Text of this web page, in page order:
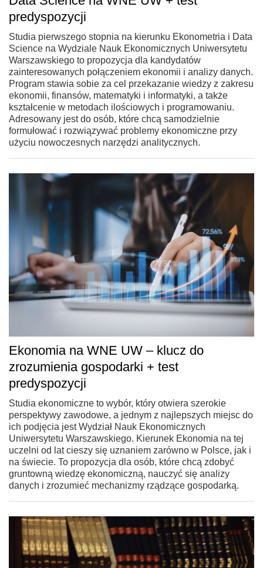
predyspozycji
Studia pierwszego stopnia na kierunku Ekonometria i Data
Science na Wydziale Nauk Ekonomicznych Uniwersytetu
Warszawskiego to propozycja dla kandydatów
zainteresowanych połączeniem ekonomii i analizy danych.
Program stawia sobie za cel przekazanie wiedzy z zakresu
ekonomii, finansów, matematyki i informatyki, a także
kształcenie w metodach ilościowych i programowaniu.
Adresowany jest do osób, które chcą samodzielnie
formułować i rozwiązywać problemy ekonomiczne przy
użyciu nowoczesnych narzędzi analitycznych.
Ekonomia na WNE UW – klucz do
zrozumienia gospodarki + test
predyspozycji
Studia ekonomiczne to wybór, który otwiera szerokie
perspektywy zawodowe, a jednym z najlepszych miejsc do
ich podjęcia jest Wydział Nauk Ekonomicznych
Uniwersytetu Warszawskiego. Kierunek Ekonomia na tej
uczelni od lat cieszy się uznaniem zarówno w Polsce, jak i
na świecie. To propozycja dla osób, które chcą zdobyć
gruntowną wiedzę ekonomiczną, nauczyć się analizy
danych i zrozumieć mechanizmy rządzące gospodarką.